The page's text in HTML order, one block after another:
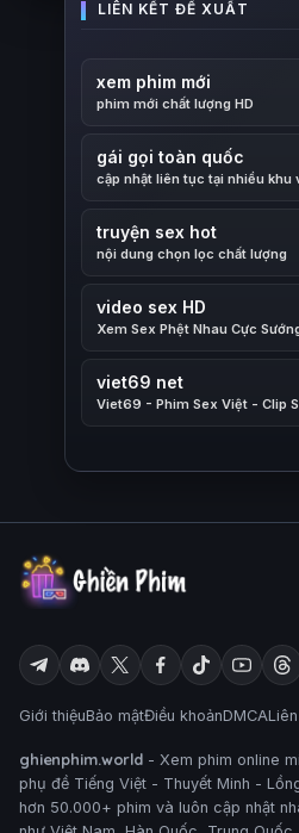
xem phim mới
phim mới chất lượng HD
gái gọi toàn quốc
cập nhật liên tục tại nhiều khu
truyện sex hot
nội dung chọn lọc chất lượng
video sex HD
Xem Sex Phệt Nhau Cực
viet69 net
Viet69 - Phim Sex Việt - Clip
Giới thiệuBảo mậtĐiều khoảnDMCA
ghienphim.world - Xem phim online
phụ đề Tiếng Việt - Thuyết Minh -
hơn 50.000+ phim và luôn cập nhật